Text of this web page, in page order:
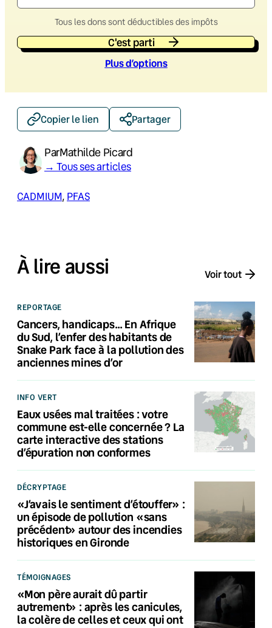
Tous les dons sont déductibles des impôts
C'est parti
Plus d’options
Copier le lien Partager
ParMathilde Picard
→ Tous ses articles
CADMIUM, PFAS
À lire aussi Voir tout
REPORTAGE
Cancers, handicaps… En Afrique
du Sud, l’enfer des habitants de
Snake Park face à la pollution des
anciennes mines d’or
INFO VERT
Eaux usées mal traitées : votre
commune est-elle concernée ? La
carte interactive des stations
d’épuration non conformes
DÉCRYPTAGE
«J’avais le sentiment d’étouffer» :
un épisode de pollution «sans
précédent» autour des incendies
historiques en Gironde
TÉMOIGNAGES
«Mon père aurait dû partir
autrement» : après les canicules,
la colère de celles et ceux qui ont